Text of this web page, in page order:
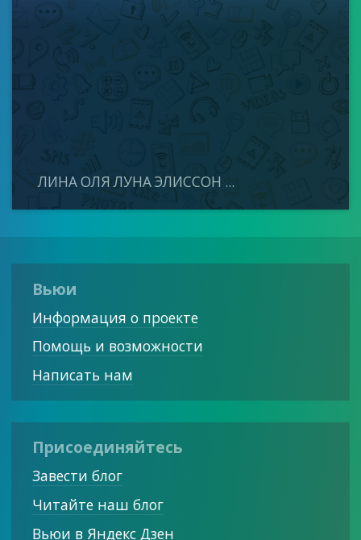
ЛИНА ОЛЯ ЛУНА ЭЛИССОН ...
Вьюи
Информация о проекте
Помощь и возможности
Написать нам
Присоединяйтесь
Завести блог
Читайте наш блог
Вьюи в Яндекс Дзен